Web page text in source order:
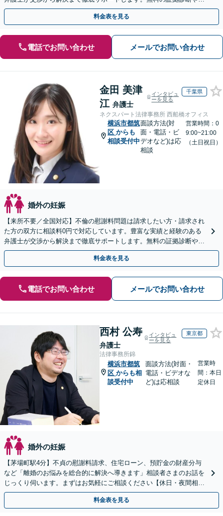
手金の返還保証もありますので安心してご相談ください。
料金表を見る
電話でお問い合わせ メールでお問い合わせ
金田 美津
江 弁護士
インタビュ
ーを見る
千葉県
ネクスパート法律事務所 西船橋オフィス
横浜市都筑
区 からも
相談受付中
面談方法(対
面・電話・ビ
デオなど)は応
相談
営業時間：0
9:00~21:00
（土日祝日）
婚外の妊娠
【来所不要／全国対応】不倫の慰謝料問題は請求したい方・請求され
た方の双方に相談料0円で対応しています。豊富な実績と経験のある
弁護士が交渉から解決まで徹底サポートします。無料の証拠診断や着
手金の返還保証もありますので安心してご相談ください。
料金表を見る
電話でお問い合わせ メールでお問い合わせ
西村 公寿
弁護士
インタビュ
ーを見る
東京都
法律事務所錦
横浜市都筑
区 からも相
談受付中
面談方法(対面・
電話・ビデオな
ど)は応相談
営業時
間：本日
定休日
婚外の妊娠
【茅場町駅4分】不貞の慰謝料請求、住宅ローン、預貯金の財産分与
など「離婚のお悩みを総合的に解決へ導きます」相談者さまのお話を
じっくり伺います。まずはお気軽にご相談ください【休日・夜間相談
可】
料金表を見る